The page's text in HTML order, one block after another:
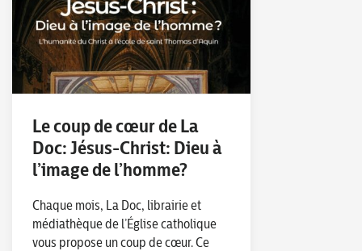
Le coup de cœur de La
Doc: Jésus-Christ: Dieu à
l’image de l’homme?
Chaque mois, La Doc, librairie et
médiathèque de l’Église catholique
vous propose un coup de cœur. Ce